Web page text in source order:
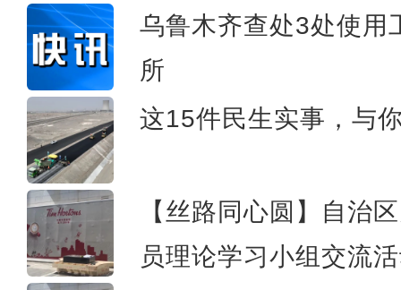
乌鲁木齐查处3处使用
所
这15件民生实事，与
【丝路同心圆】自治
员理论学习小组交流
中国第四条穿越塔克拉玛干